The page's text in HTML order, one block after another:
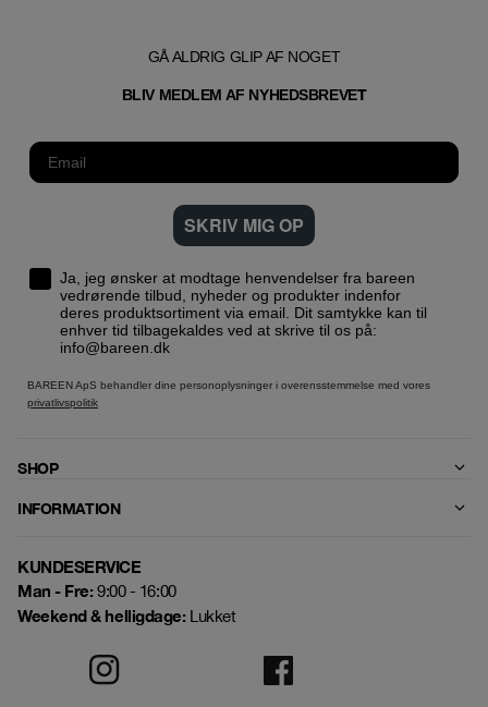
GÅ ALDRIG GLIP AF NOGET
BLIV MEDLEM AF NYHEDSBREVET
SKRIV MIG OP
Ja, jeg ønsker at modtage henvendelser fra bareen
vedrørende tilbud, nyheder og produkter indenfor
deres produktsortiment via email. Dit samtykke kan til
enhver tid tilbagekaldes ved at skrive til os på:
info@bareen.dk
BAREEN ApS behandler dine personoplysninger i overensstemmelse med vores
privatlivspolitik
SHOP
INFORMATION
KUNDESERVICE
Man - Fre:9:00 - 16:00
Weekend & helligdage:Lukket